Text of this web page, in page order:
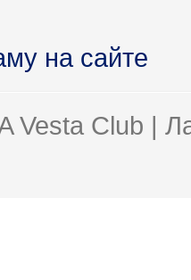
на сайте
Vesta Club |